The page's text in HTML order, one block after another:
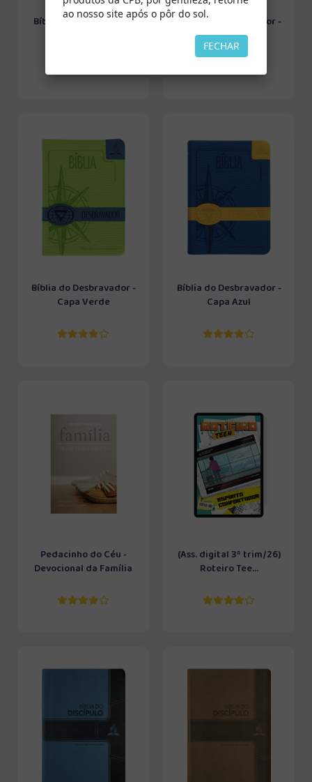
Bíblia da Mulher (Capa
Bíblia do Desbravador -
Capa Laranja
Bíblia do Desbravador -
Capa Verde
Bíblia do Desbravador -
Capa Azul
Pedacinho do Céu -
Devocional da Família
(Ass. digital 3º trim/26)
Roteiro Tee...
ao nosso site após o pôr do sol.
FECHAR